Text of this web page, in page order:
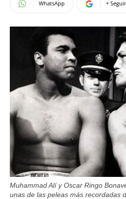
WhatsApp +
Muhammad Alí y Oscar Ringo
unas de las peleas más recordadas